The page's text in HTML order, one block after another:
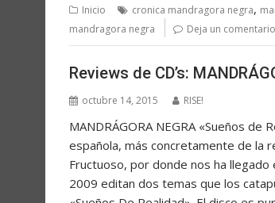
Inicio cronica mandragora negra,
mandragora negra
Deja un comentario
Reviews de CD’s:
octubre 14, 2015 RISE!
MANDRÁGORA NEGRA «Sueños
española, más concretamente de la
Fructuoso, por donde nos ha
2009 editan dos temas que los